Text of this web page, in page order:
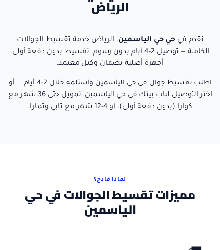
الرياض
نقدم فيحيحي الياسمين، الرياض خدمة تقسيط الجوالات
الكاملة — توصيل 2-4 أيام
بدون رسوم، تقسيط بدون دفعة أولى،
أجهزة أصلية بضمان وكيل معتمد.
اطلب تقسيط جوال في حي الياسمين واستلمه خلال 2-4 أيام
— أو
اختر التوصيل لباب بيتك في حي الياسمين
. تمويل حتى 36 شهر مع
كوارا (بدون دفعة أولى)، أو 4-12 شهر مع تابي وتمارا.
لماذا قادح؟
مميزات تقسيط الجوالات في حي
الياسمين